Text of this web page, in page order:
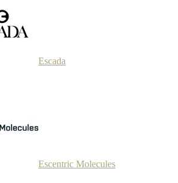
Escada
Escentric Molecules